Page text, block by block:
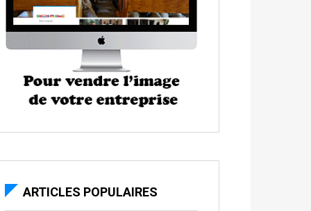
ARTICLES POPULAIRES